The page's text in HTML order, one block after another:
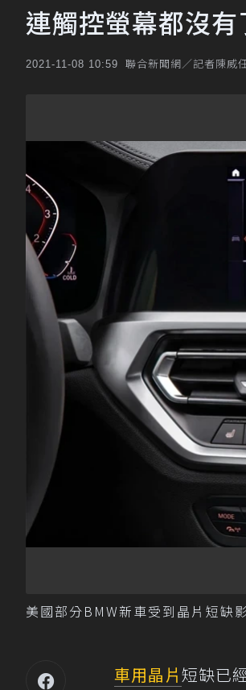
連觸控螢幕都沒
2021-11-08 10:59 聯合新聞網／記者陳威
美國部分BMW新車受到晶片短缺
車用晶片短缺已